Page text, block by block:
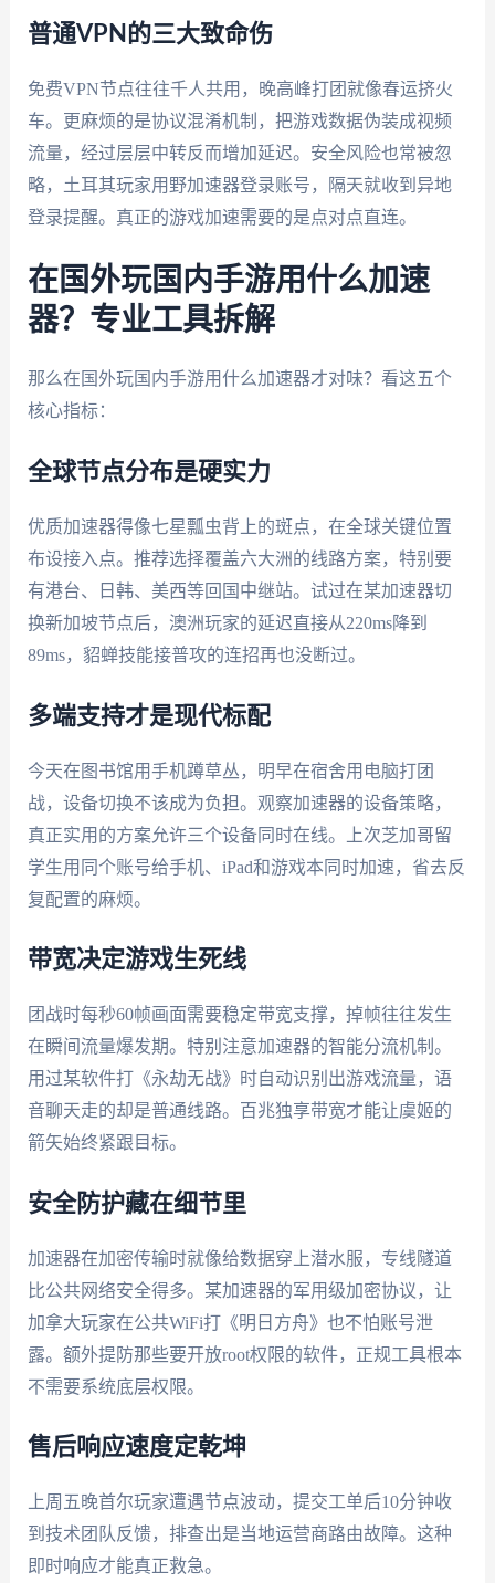
普通VPN的三大致命伤
免费VPN节点往往千人共用，晚高峰打团就像春运挤火
车。更麻烦的是协议混淆机制，把游戏数据伪装成视频
流量，经过层层中转反而增加延迟。安全风险也常被忽
略，土耳其玩家用野加速器登录账号，隔天就收到异地
登录提醒。真正的游戏加速需要的是点对点直连。
在国外玩国内手游用什么加速
器？专业工具拆解
那么在国外玩国内手游用什么加速器才对味？看这五个
核心指标：
全球节点分布是硬实力
优质加速器得像七星瓢虫背上的斑点，在全球关键位置
布设接入点。推荐选择覆盖六大洲的线路方案，特别要
有港台、日韩、美西等回国中继站。试过在某加速器切
换新加坡节点后，澳洲玩家的延迟直接从220ms降到
89ms，貂蝉技能接普攻的连招再也没断过。
多端支持才是现代标配
今天在图书馆用手机蹲草丛，明早在宿舍用电脑打团
战，设备切换不该成为负担。观察加速器的设备策略，
真正实用的方案允许三个设备同时在线。上次芝加哥留
学生用同个账号给手机、iPad和游戏本同时加速，省去反
复配置的麻烦。
带宽决定游戏生死线
团战时每秒60帧画面需要稳定带宽支撑，掉帧往往发生
在瞬间流量爆发期。特别注意加速器的智能分流机制。
用过某软件打《永劫无战》时自动识别出游戏流量，语
音聊天走的却是普通线路。百兆独享带宽才能让虞姬的
箭矢始终紧跟目标。
安全防护藏在细节里
加速器在加密传输时就像给数据穿上潜水服，专线隧道
比公共网络安全得多。某加速器的军用级加密协议，让
加拿大玩家在公共WiFi打《明日方舟》也不怕账号泄
露。额外提防那些要开放root权限的软件，正规工具根本
不需要系统底层权限。
售后响应速度定乾坤
上周五晚首尔玩家遭遇节点波动，提交工单后10分钟收
到技术团队反馈，排查出是当地运营商路由故障。这种
即时响应才能真正救急。